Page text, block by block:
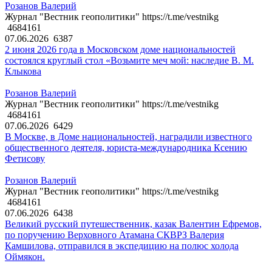
Розанов Валерий
Журнал "Вестник геополитики" https://t.me/vestnikg
4684161
07.06.2026 6387
2 июня 2026 года в Московском доме национальностей
состоялся круглый стол «Возьмите меч мой: наследие В. М.
Клыкова
Розанов Валерий
Журнал "Вестник геополитики" https://t.me/vestnikg
4684161
07.06.2026 6429
В Москве, в Доме национальностей, наградили известного
общественного деятеля, юриста-международника Ксению
Фетисову
Розанов Валерий
Журнал "Вестник геополитики" https://t.me/vestnikg
4684161
07.06.2026 6438
Великий русский путешественник, казак Валентин Ефремов,
по поручению Верховного Атамана СКВРЗ Валерия
Камшилова, отправился в экспедицию на полюс холода
Оймякон.